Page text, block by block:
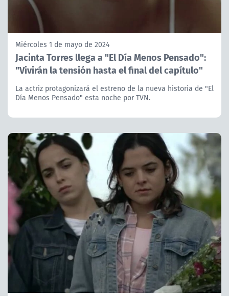
Miércoles 1 de mayo de 2024
Jacinta Torres llega a "El Día Menos Pensado":
"Vivirán la tensión hasta el final del capítulo"
La actriz protagonizará el estreno de la nueva historia de "El
Día Menos Pensado" esta noche por TVN.